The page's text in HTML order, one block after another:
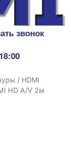
звонок
/ HDMI
HD A/V 2м